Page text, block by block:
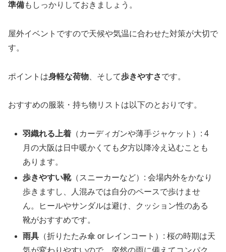
準備もしっかりしておきましょう。
屋外イベントですので天候や気温に合わせた対策が大切で
す。
ポイントは身軽な荷物 、そして歩きやすさです。
おすすめの服装・持ち物リストは以下のとおりです。
羽織れる上着 （カーディガンや薄手ジャケット）: 4
月の大阪は日中暖かくても夕方以降冷え込むことも
あります。
歩きやすい靴（スニーカーなど）: 会場内外をかなり
歩きますし、人混みでは自分のペースで歩けませ
ん。ヒールやサンダルは避け、クッション性のある
靴がおすすめです。
雨具 （折りたたみ傘 or レインコート）: 桜の時期は天
気が変わりやすいので、突然の雨に備えてコンパク